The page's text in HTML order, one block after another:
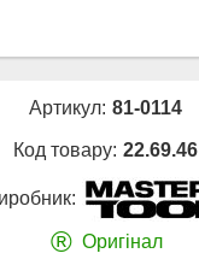
Артикул: 81-0114
Код товару: 22.69.46
® Оригінал